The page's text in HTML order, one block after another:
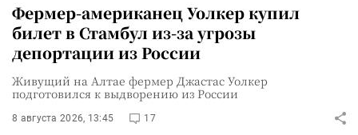
Фермер-американец Уолкер купил
билет в Стамбул из-за угрозы
депортации из России
Живущий на Алтае фермер Джастас Уолкер
подготовился к выдворению из России
8 августа 2026, 13:45 17